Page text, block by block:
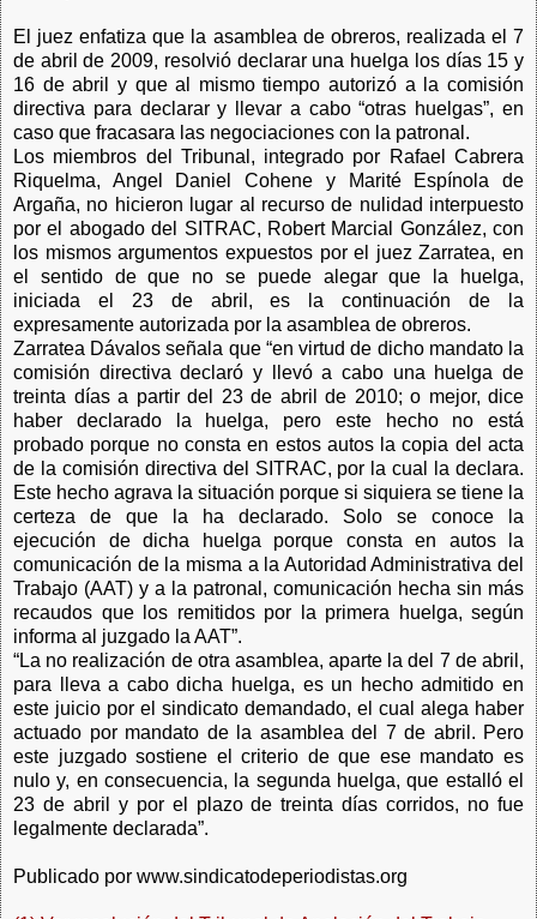
El juez enfatiza que la asamblea de obreros, realizada el 7
de abril de 2009, resolvió declarar una huelga los días 15 y
16 de abril y que al mismo tiempo autorizó a la comisión
directiva para declarar y llevar a cabo “otras huelgas”, en
caso que fracasara las negociaciones con la patronal.
Los miembros del Tribunal, integrado por Rafael Cabrera
Riquelma, Angel Daniel Cohene y Marité Espínola de
Argaña, no hicieron lugar al recurso de nulidad interpuesto
por el abogado del SITRAC, Robert Marcial González, con
los mismos argumentos expuestos por el juez Zarratea, en
el sentido de que no se puede alegar que la huelga,
iniciada el 23 de abril, es la continuación de la
expresamente autorizada por la asamblea de obreros.
Zarratea Dávalos señala que “en virtud de dicho mandato la
comisión directiva declaró y llevó a cabo una huelga de
treinta días a partir del 23 de abril de 2010; o mejor, dice
haber declarado la huelga, pero este hecho no está
probado porque no consta en estos autos la copia del acta
de la comisión directiva del SITRAC, por la cual la declara.
Este hecho agrava la situación porque si siquiera se tiene la
certeza de que la ha declarado. Solo se conoce la
ejecución de dicha huelga porque consta en autos la
comunicación de la misma a la Autoridad Administrativa del
Trabajo (AAT) y a la patronal, comunicación hecha sin más
recaudos que los remitidos por la primera huelga, según
informa al juzgado la AAT”.
“La no realización de otra asamblea, aparte la del 7 de abril,
para lleva a cabo dicha huelga, es un hecho admitido en
este juicio por el sindicato demandado, el cual alega haber
actuado por mandato de la asamblea del 7 de abril. Pero
este juzgado sostiene el criterio de que ese mandato es
nulo y, en consecuencia, la segunda huelga, que estalló el
23 de abril y por el plazo de treinta días corridos, no fue
legalmente declarada”.
Publicado por www.sindicatodeperiodistas.org